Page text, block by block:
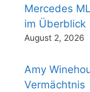
Mercedes
im Überblick
August 2, 2026
Amy
Vermächtnis